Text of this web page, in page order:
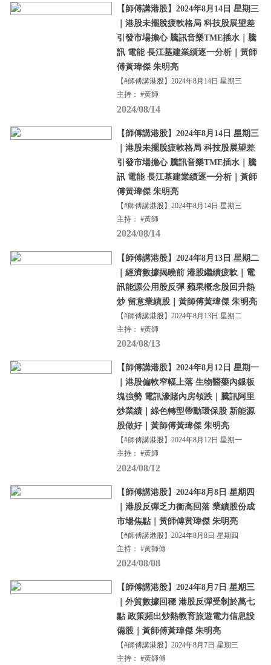
【師傅講港股】2024年8月14日 星期三
｜港股未擺脫疲軟格局 科技股展望差
引發市場擔心 騰訊音樂TME插水｜騰
訊 電能 長江基建業績逐一分析｜黃師
傅黃瑋傑 朱明亮
【#師傅講港股】2024年8月14日 星期三
主持： #黃師
2024/08/14
【師傅講港股】2024年8月14日 星期三
｜港股未擺脫疲軟格局 科技股展望差
引發市場擔心 騰訊音樂TME插水｜騰
訊 電能 長江基建業績逐一分析｜黃師
傅黃瑋傑 朱明亮
【#師傅講港股】2024年8月14日 星期三
主持： #黃師
2024/08/14
【師傅講港股】2024年8月13日 星期二
｜經濟數據揭曉前 港股繼續疲軟｜電
訊能源公用股反彈 蘋果概念股回升熱
炒 留意業績股｜黃師傅黃瑋傑 朱明亮
【#師傅講港股】2024年8月13日 星期二
主持： #黃師
2024/08/13
【師傅講港股】2024年8月12日 星期一
｜港股偏軟窄幅上落 生物醫藥內銀板
塊強勢 電訊濠賭內房領跌｜騰訊阿里
炒業績｜綠色轉型帶動環保股 新能源
股做好｜黃師傅黃瑋傑 朱明亮
【#師傅講港股】2024年8月12日 星期一
主持： #黃師
2024/08/12
【師傅講港股】2024年8月8日 星期四
｜港股反彈乏力衝高回落 業績股份成
市場焦點｜黃師傅黃瑋傑 朱明亮
【#師傅講港股】2024年8月8日 星期四
主持： #黃師傅
2024/08/08
【師傅講港股】2024年8月7日 星期三
｜外貿數據回穩 港股反彈受制於萬七
點 政策頻出炒熱教育旅遊電力信息設
備股｜黃師傅黃瑋傑 朱明亮
【#師傅講港股】2024年8月7日 星期三
主持： #黃師傅